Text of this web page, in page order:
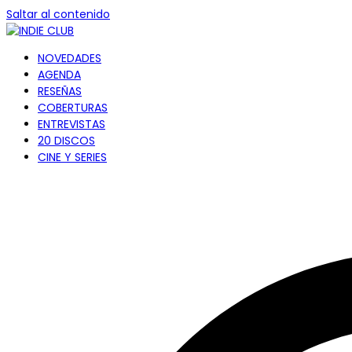
Saltar al contenido
INDIE CLUB
Noticias, entrevistas y coberturas de la escena
NOVEDADES
AGENDA
RESEÑAS
COBERTURAS
ENTREVISTAS
20 DISCOS
CINE Y SERIES